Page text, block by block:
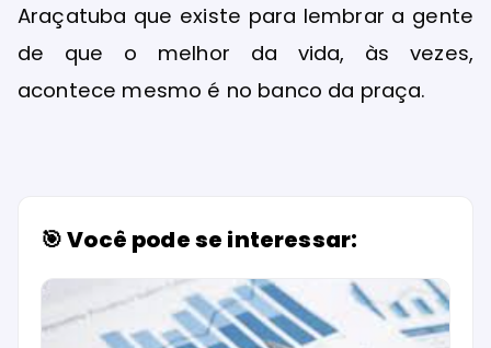
Araçatuba que existe para lembrar a gente
de que o melhor da vida, às vezes,
acontece mesmo é no banco da praça.
🎯 Você pode se interessar: